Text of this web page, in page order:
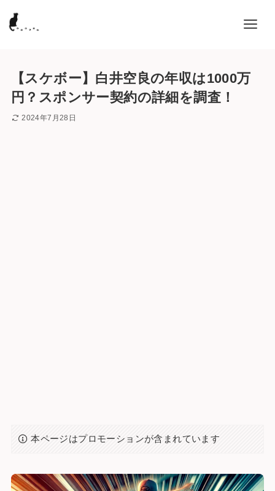
【スケボー】白井空良の年収は1000万
円？スポンサー契約の詳細を調査！
2024年7月28日
本ページはプロモーションが含まれています